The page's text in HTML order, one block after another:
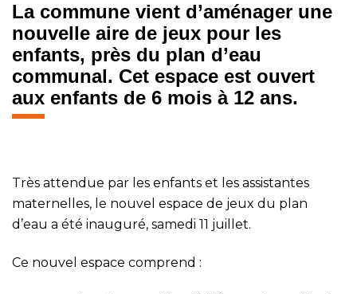
La commune vient d’aménager une
nouvelle aire de jeux pour les
enfants, près du plan d’eau
communal. Cet espace est ouvert
aux enfants de 6 mois à 12 ans.
Très attendue par les enfants et les assistantes
maternelles, le nouvel espace de jeux du plan
d’eau a été inauguré, samedi 11 juillet.
Ce nouvel espace comprend :